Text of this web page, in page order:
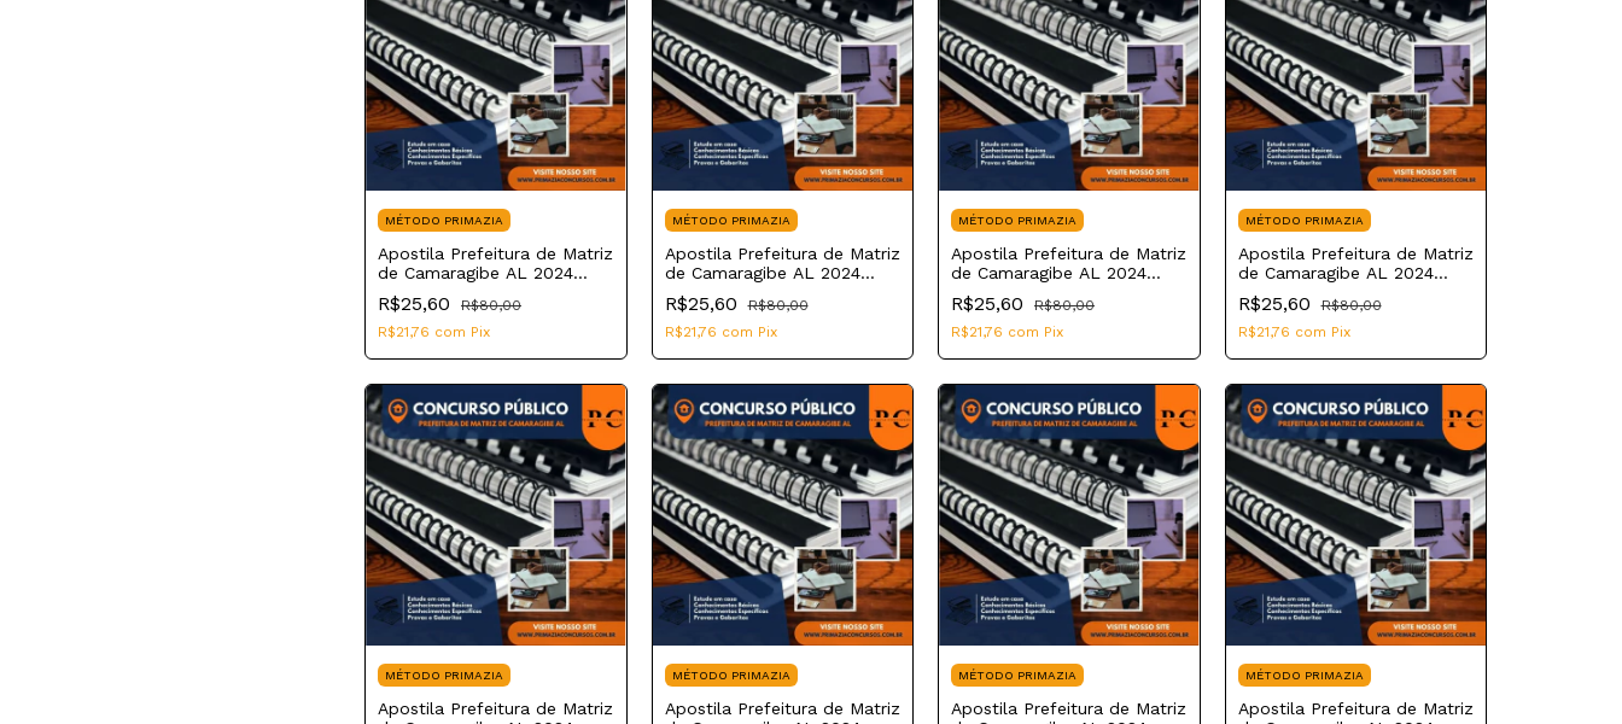
MÉTODO PRIMAZIA
Apostila Prefeitura de Matriz
de Camaragibe AL 2024
Professor de Educação
Física
R$25,60
R$80,00
R$21,76 com Pix
MÉTODO PRIMAZIA
Apostila Prefeitura de Matriz
de Camaragibe AL 2024
Professor do 1º ao 5º ano
R$25,60
R$80,00
R$21,76 com Pix
MÉTODO PRIMAZIA
Apostila Prefeitura de Matriz
de Camaragibe AL 2024
Professor de Artes
R$25,60
R$80,00
R$21,76 com Pix
MÉTODO PRIMAZIA
Apostila Prefeitura de Matriz
de Camaragibe AL 2024
Professor de Educação
Infantil
R$25,60
R$80,00
R$21,76 com Pix
MÉTODO PRIMAZIA
Apostila Prefeitura de Matriz
MÉTODO PRIMAZIA
Apostila Prefeitura de Matriz
MÉTODO PRIMAZIA
Apostila Prefeitura de Matriz
MÉTODO PRIMAZIA
Apostila Prefeitura de Matriz